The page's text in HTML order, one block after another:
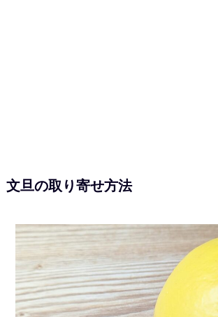
文旦の取り寄せ方法